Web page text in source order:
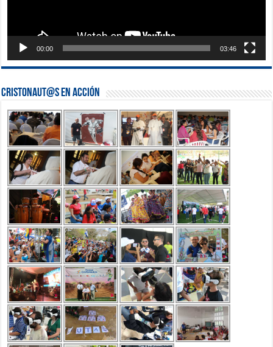
00:00 03:46
Cristonaut@s en Acción